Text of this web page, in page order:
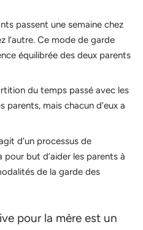
passent une semaine chez
l’autre. Ce mode de garde
équilibrée des deux parents
du temps passé avec les
parents, mais chacun d’eux a
d’un processus de
but d’aider les parents à
de la garde des
pour la mère est un